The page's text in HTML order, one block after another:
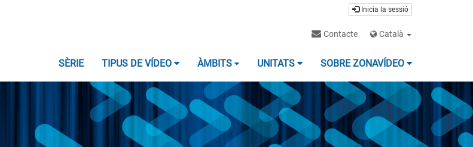
Inicia la sessió
Contacte Català
SÈRIE TIPUS DE VÍDEO ÀMBITS UNITATS SOBRE ZONAVÍDEO